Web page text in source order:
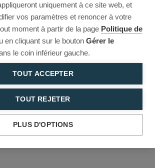
uniquement à ce site web, et
vos paramètres et renoncer à votre
moment à partir de la page Politique de
en cliquant sur le bouton Gérer le
le coin inférieur gauche.
TOUT ACCEPTER
TOUT REJETER
PLUS D'OPTIONS